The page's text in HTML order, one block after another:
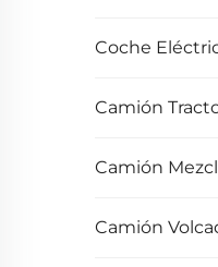
Coche
Camión
Camión
Camión